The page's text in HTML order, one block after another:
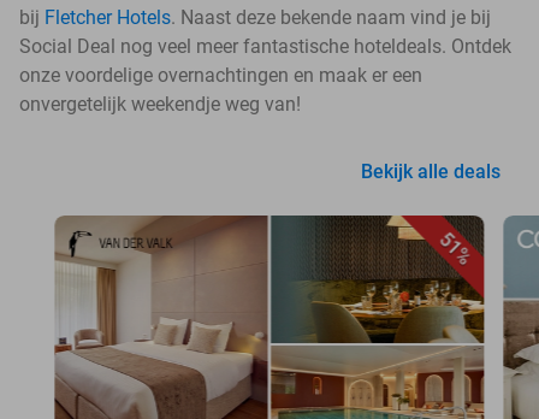
bij Fletcher Hotels. Naast deze bekende naam vind je bij
Social Deal nog veel meer fantastische hoteldeals. Ontdek
onze voordelige overnachtingen en maak er een
onvergetelijk weekendje weg van!
Bekijk alle deals
51%